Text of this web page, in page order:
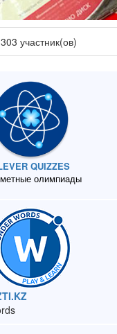
участник(ов)
QUIZZES
олимпиады